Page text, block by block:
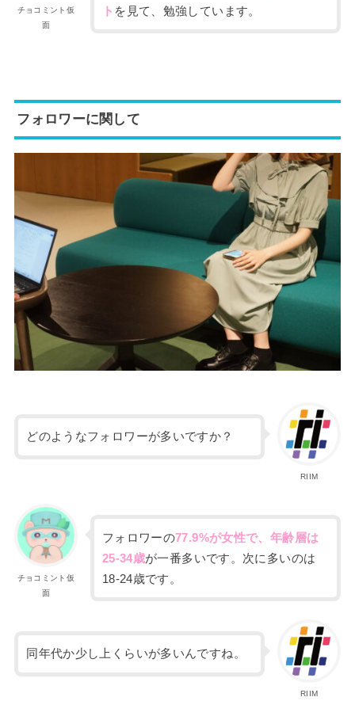
チョコミント仮
面
ト を見て、勉強しています。
フォロワーに関して
RIIM
どのようなフォロワーが多いですか？
チョコミント仮
面
フォロワーの77.9%が女性で、年齢層は
25-34歳が一番多いです。次に多いのは
18-24歳です。
RIIM
同年代か少し上くらいが多いんですね。